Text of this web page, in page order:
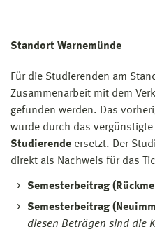
Standort Warnemünde
Für die Studierenden am
Zusammenarbeit mit dem
gefunden werden. Das
wurde durch das vergünstigte
Studierende ersetzt. Der
direkt als Nachweis für das
Semesterbeitrag
Semesterbeitrag
diesen Beträgen sind die